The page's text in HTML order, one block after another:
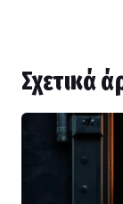
Σχετικά